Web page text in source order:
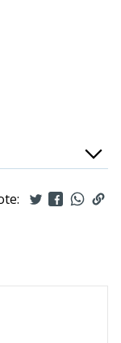
mm * 11 mm